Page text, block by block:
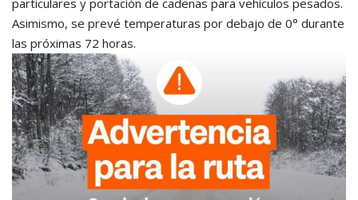
particulares y portación de cadenas para vehículos pesados.
Asimismo, se prevé temperaturas por debajo de 0° durante
las próximas 72 horas.